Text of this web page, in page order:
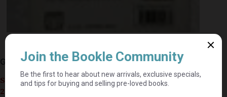
God Maak My Dag – Jacie Van Rensburg
Seller currently on holiday until September 4,
2026.